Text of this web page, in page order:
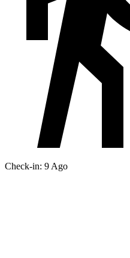
Check-in: 9 Ago